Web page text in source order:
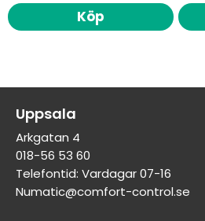
Köp
Uppsala
Arkgatan 4
018-56 53 60
Telefontid: Vardagar 07-16
Numatic@comfort-control.se